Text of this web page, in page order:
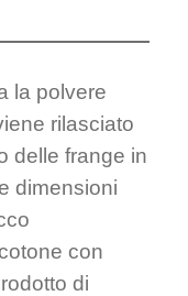
la polvere
rilasciato
delle frange in
dimensioni
con
di